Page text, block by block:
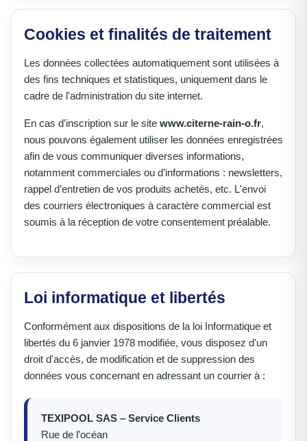
Cookies et finalités de traitement
Les données collectées automatiquement sont utilisées à
des fins techniques et statistiques, uniquement dans le
cadre de l'administration du site internet.
En cas d'inscription sur le site www.citerne-rain-o.fr,
nous pouvons également utiliser les données enregistrées
afin de vous communiquer diverses informations,
notamment commerciales ou d’informations : newsletters,
rappel d’entretien de vos produits achetés, etc. L'envoi
des courriers électroniques à caractère commercial est
soumis à la réception de votre consentement préalable.
Loi informatique et libertés
Conformément aux dispositions de la loi Informatique et
libertés du 6 janvier 1978 modifiée, vous disposez d'un
droit d'accès, de modification et de suppression des
données vous concernant en adressant un courrier à :
TEXIPOOL SAS – Service Clients
Rue de l’océan